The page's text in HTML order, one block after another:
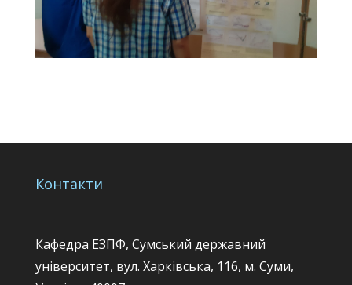
Контакти
Кафедра ЕЗПФ, Сумський державний
університет, вул. Харківська, 116, м. Суми,